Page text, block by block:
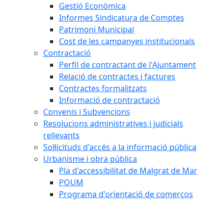
Gestió Econòmica
Informes Sindicatura de Comptes
Patrimoni Municipal
Cost de les campanyes institucionals
Contractació
Perfil de contractant de l'Ajuntament
Relació de contractes i factures
Contractes formalitzats
Informació de contractació
Convenis i Subvencions
Resolucions administratives i judicials
rellevants
Sol·licituds d'accés a la informació pública
Urbanisme i obra pública
Pla d'accessibilitat de Malgrat de Mar
POUM
Programa d'orientació de comerços